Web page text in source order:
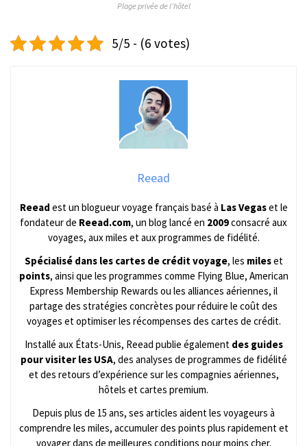
Plage privée de l’hôtel
5/5 - (6 votes)
Reead
Reead est un blogueur voyage français basé à Las Vegaset le
fondateur de Reead.com, un blog lancé en 2009consacré aux
voyages, aux miles et aux programmes de fidélité.
Spécialisé dans les cartes de crédit voyage, les mileset
points, ainsi que les programmes comme Flying Blue, American
Express Membership Rewards ou les alliances aériennes, il
partage des stratégies concrètes pour réduire le coût des
voyages et optimiser les récompenses des cartes de crédit.
Installé aux États-Unis, Reead publie également des guides
pour visiter les USA, des analyses de programmes de fidélité
et des retours d’expérience sur les compagnies aériennes,
hôtels et cartes premium.
Depuis plus de 15 ans, ses articles aident les voyageurs à
comprendre les miles, accumuler des points plus rapidement et
voyager dans de meilleures conditions pour moins cher.